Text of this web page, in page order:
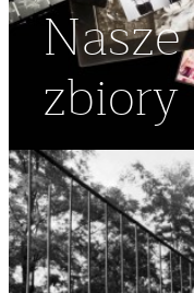
Nasze
zbiory